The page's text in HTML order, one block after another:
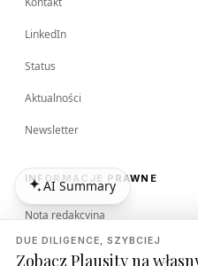
DUE DILIGENCE, SZYBCIEJ
Zobacz Plausity na
LinkedIn
Status
Aktualności
Newsletter
INFORMACJE PRAWNE
Nota redakcyjna
Regulamin
AI Summary
AI Summary